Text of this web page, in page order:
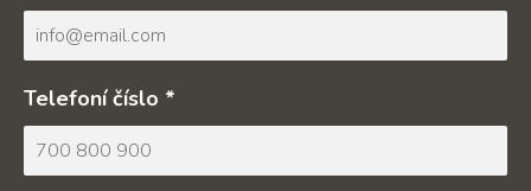
Telefoní číslo *